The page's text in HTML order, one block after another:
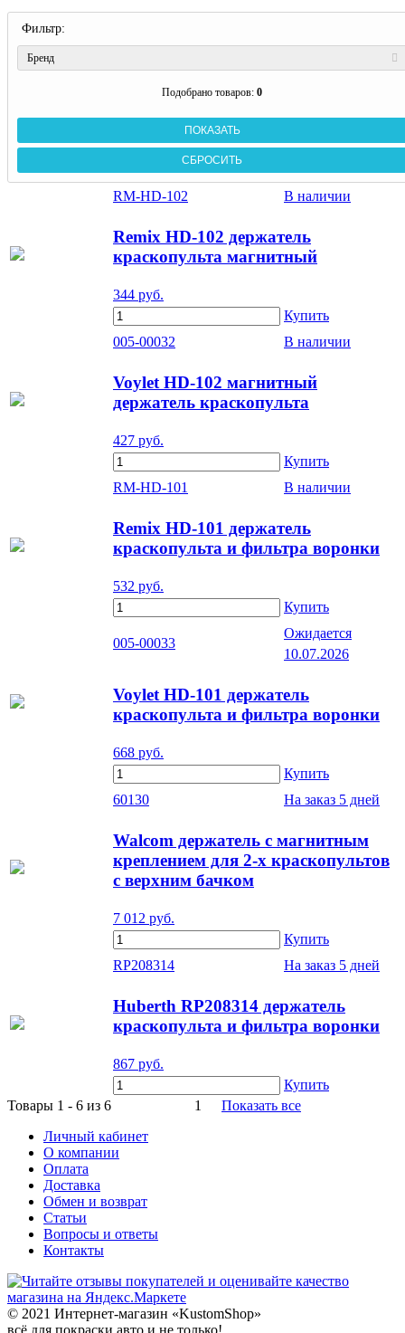
Фильтр:
Бренд
Подобрано товаров:0
RM-HD-102 В наличии
Remix HD-102 держатель
краскопульта магнитный
344 руб.
Купить
005-00032
В наличии
Voylet HD-102 магнитный
держатель краскопульта
427 руб.
Купить
RM-HD-101
В наличии
Remix HD-101 держатель
краскопульта и фильтра воронки
532 руб.
Купить
005-00033
Ожидается
10.07.2026
Voylet HD-101 держатель
краскопульта и фильтра воронки
668 руб.
Купить
60130
На заказ 5 дней
Walcom держатель с магнитным
креплением для 2-х краскопультов
с верхним бачком
7 012 руб.
Купить
RP208314
На заказ 5 дней
Huberth RP208314 держатель
краскопульта и фильтра воронки
867 руб.
Купить
Товары 1 - 6 из 6
1
Показать все
Личный кабинет
О компании
Оплата
Доставка
Обмен и возврат
Статьи
Вопросы и ответы
Контакты
© 2021 Интернет-магазин «KustomShop»
всё для покраски авто и не только!